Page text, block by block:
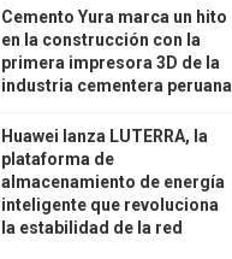
Cemento Yura marca un hito
en la construcción con la
primera impresora 3D de la
industria cementera peruana
Huawei lanza LUTERRA, la
plataforma de
almacenamiento de energía
inteligente que revoluciona
la estabilidad de la red